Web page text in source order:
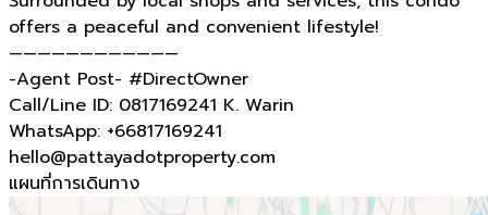
offers a peaceful and convenient lifestyle!
————————————
-Agent Post- #DirectOwner
Call/Line ID: 0817169241 K. Warin
WhatsApp: +66817169241
hello@pattayadotproperty.com
แผนที่การเดินทาง